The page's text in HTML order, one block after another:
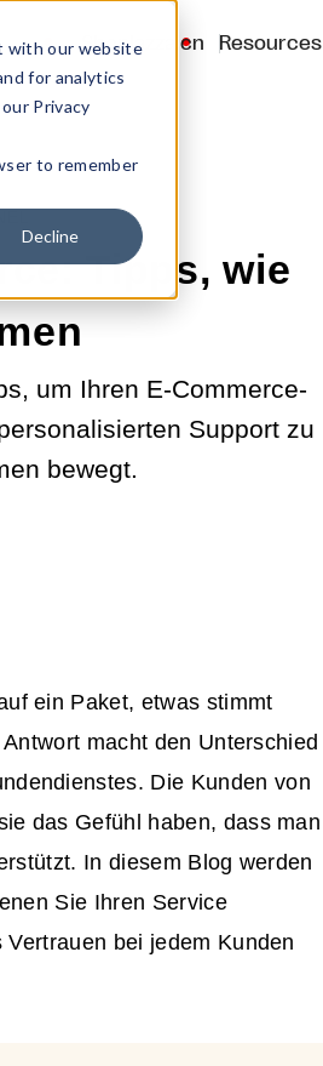
with our website
for analytics
Privacy
to remember
Decline
Shoplazza.cn Resources
Tipps, wie
um Ihren E-Commerce-
Support zu
bewegt.
ein Paket, etwas stimmt
macht den Unterschied
. Die Kunden von
das Gefühl haben, dass man
In diesem Blog werden
Sie Ihren Service
bei jedem Kunden